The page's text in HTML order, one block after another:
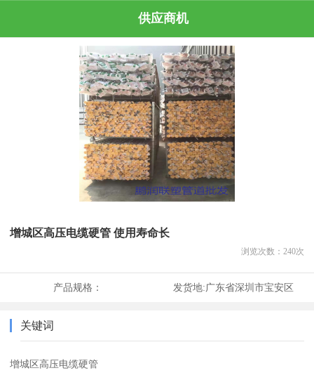
供应商机
增城区高压电缆硬管 使用寿命长
浏览次数： 240次
产品规格： 发货地:广东省深圳市宝安区
关键词
增城区高压电缆硬管